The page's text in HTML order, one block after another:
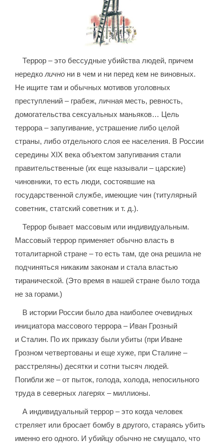
Террор – это бессудные убийства людей, причем
нередколично ни в чем и ни перед кем не виновных.
Не ищите там и обычных мотивов уголовных
преступлений – грабеж, личная месть, ревность,
домогательства сексуальных маньяков… Цель
террора – запугивание, устрашение либо целой
страны, либо отдельного слоя ее населения. В России
середины XIX века объектом запугивания стали
правительственные (их еще называли – царские)
чиновники, то есть люди, состоявшие на
государственной службе, имеющие чин (титулярный
советник, статский советник и т. д.).
Террор бывает массовым или индивидуальным.
Массовый террор применяет обычно власть в
тоталитарной стране – то есть там, где она решила не
подчиняться никаким законам и стала властью
тиранической. (Это время в нашей стране было тогда
не за горами.)
В истории России было два наиболее очевидных
инициатора массового террора – Иван Грозный
и Сталин. По их приказу были убиты (при Иване
Грозном четвертованы и еще хуже, при Сталине –
расстреляны) десятки и сотни тысяч людей.
Погибли же – от пыток, голода, холода, непосильного
труда в северных лагерях – миллионы.
А индивидуальный террор – это когда человек
стреляет или бросает бомбу в другого, стараясь убить
именно его одного. И убийцу обычно не смущало, что